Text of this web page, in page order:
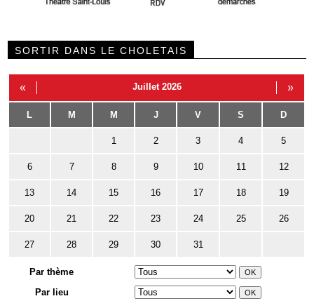
SORTIR DANS LE CHOLETAIS
« Juillet 2026 »
L M M J V S D
1 2 3 4 5
6 7 8 9 10 11 12
13 14 15 16 17 18 19
20 21 22 23 24 25 26
27 28 29 30 31
Par thème
Par lieu